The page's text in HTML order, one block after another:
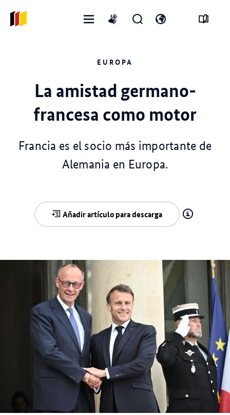
búsqueda
EUROPA
La amistad germano-
francesa como motor
Francia es el socio más importante de
Alemania en Europa.
Añadir artículo para descarga